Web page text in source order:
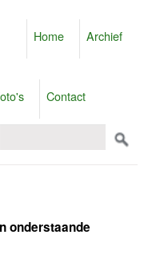
Home Archief
Contact
onderstaande